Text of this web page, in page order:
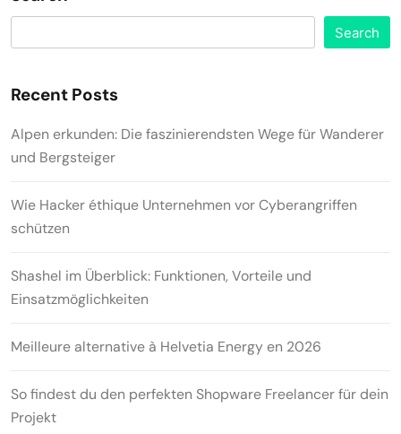
Search
Recent Posts
Alpen erkunden: Die faszinierendsten Wege für Wanderer
und Bergsteiger
Wie Hacker éthique Unternehmen vor Cyberangriffen
schützen
Shashel im Überblick: Funktionen, Vorteile und
Einsatzmöglichkeiten
Meilleure alternative à Helvetia Energy en 2026
So findest du den perfekten Shopware Freelancer für dein
Projekt